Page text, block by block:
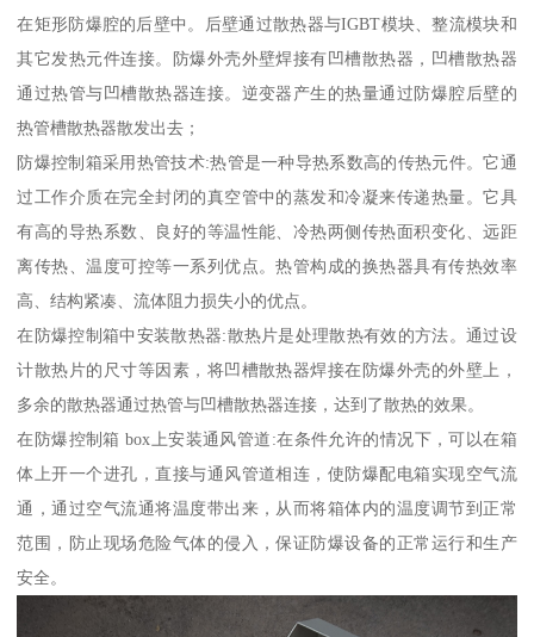
在矩形防爆腔的后壁中。后壁通过散热器与IGBT模块、整流模块和
其它发热元件连接。防爆外壳外壁焊接有凹槽散热器，凹槽散热器
通过热管与凹槽散热器连接。逆变器产生的热量通过防爆腔后壁的
热管槽散热器散发出去；
防爆控制箱采用热管技术:热管是一种导热系数高的传热元件。它通
过工作介质在完全封闭的真空管中的蒸发和冷凝来传递热量。它具
有高的导热系数、良好的等温性能、冷热两侧传热面积变化、远距
离传热、温度可控等一系列优点。热管构成的换热器具有传热效率
高、结构紧凑、流体阻力损失小的优点。
在防爆控制箱中安装散热器:散热片是处理散热有效的方法。通过设
计散热片的尺寸等因素，将凹槽散热器焊接在防爆外壳的外壁上，
多余的散热器通过热管与凹槽散热器连接，达到了散热的效果。
在防爆控制箱 box上安装通风管道:在条件允许的情况下，可以在箱
体上开一个进孔，直接与通风管道相连，使防爆配电箱实现空气流
通，通过空气流通将温度带出来，从而将箱体内的温度调节到正常
范围，防止现场危险气体的侵入，保证防爆设备的正常运行和生产
安全。